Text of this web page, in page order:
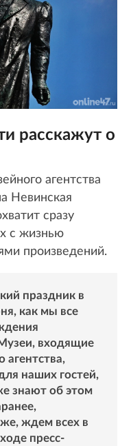
расскажут о
агентства
Невинская
сразу
с жизнью
произведений.
праздник в
как мы все
входящие
агентства,
наших гостей,
знают об этом
ждем всех в
пресс-